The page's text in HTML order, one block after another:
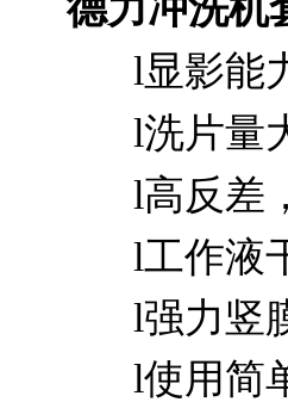
l显影能
l洗片量
l高反差
l工作液
l强力竖
l使用简